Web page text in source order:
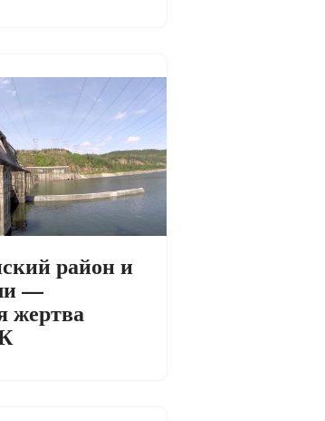
район и
—
жертва